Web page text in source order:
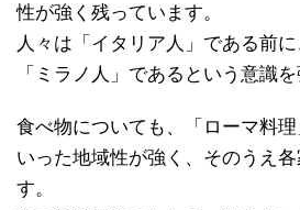
性が強く残っています。
人々は「イタリア人」である前
「ミラノ人」であるという意識
食べ物についても、「ローマ料
いった地域性が強く、そのうえ
す。